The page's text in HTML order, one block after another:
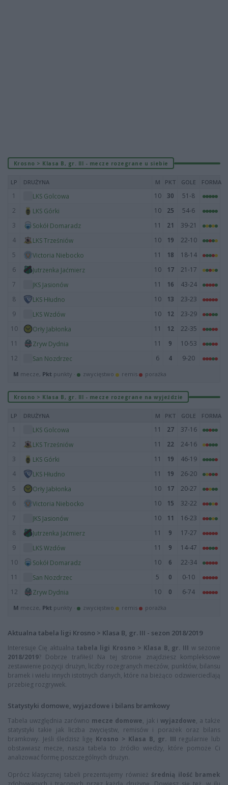
Krosno > Klasa B, gr. III - mecze rozegrane u siebie
LP DRUŻYNA M PKT GOLE FORMA
1 LKS Golcowa 10 30
51-8
2
LKS Górki 10 25
54-6
3
Sokół Domaradz 11 21
39-21
4
LKS Trześniów 10 19
22-10
5
Victoria Niebocko 11 18
18-14
6
Jutrzenka Jaćmierz 10 17
21-17
7
JKS Jasionów 11 16
43-24
8
LKS Hłudno 10 13
23-23
9
LKS Wzdów 10 12
23-29
10
Orły Jabłonka 11 12
22-35
11
Zryw Dydnia 11 9
10-53
12
San Nozdrzec 6 4 9-20
M mecze, Pkt punkty · zwycięstwo remis porażka
Krosno > Klasa B, gr. III - mecze rozegrane na wyjeździe
LP DRUŻYNA M PKT GOLE FORMA
1 LKS Golcowa 11 27
37-16
2
LKS Trześniów 11 22
24-16
3
LKS Górki 11 19
46-19
4
LKS Hłudno 11 19
26-20
5
Orły Jabłonka 10 17
20-27
6
Victoria Niebocko 10 15
32-22
7
JKS Jasionów 10 11
16-23
8
Jutrzenka Jaćmierz 11 9
17-27
9
LKS Wzdów 11 9
14-47
10
Sokół Domaradz 10 6
22-34
11
San Nozdrzec 5 0
0-10
12
Zryw Dydnia 10 0 6-74
M mecze, Pkt punkty · zwycięstwo remis porażka
Aktualna tabela ligi Krosno > Klasa B, gr. III - sezon 2018/2019
Interesuje Cię aktualna tabela ligi Krosno > Klasa B, gr. III w sezonie
2018/2019? Dobrze trafiłeś! Na tej stronie znajdziesz kompleksowe
zestawienie pozycji drużyn, liczby rozegranych meczów, punktów, bilansu
bramek i wielu innych istotnych danych, które na bieżąco odzwierciedlają
przebieg rozgrywek.
Statystyki domowe, wyjazdowe i bilans bramkowy
Tabela uwzględnia zarówno mecze domowe, jak i wyjazdowe, a także
statystyki takie jak liczba zwycięstw, remisów i porażek oraz bilans
bramkowy. Jeśli śledzisz ligę Krosno > Klasa B, gr. III regularnie lub
obstawiasz mecze, nasza tabela to źródło wiedzy, które pomoże Ci
analizować formę poszczególnych drużyn.
Oprócz klasycznej tabeli prezentujemy również średnią ilość bramek